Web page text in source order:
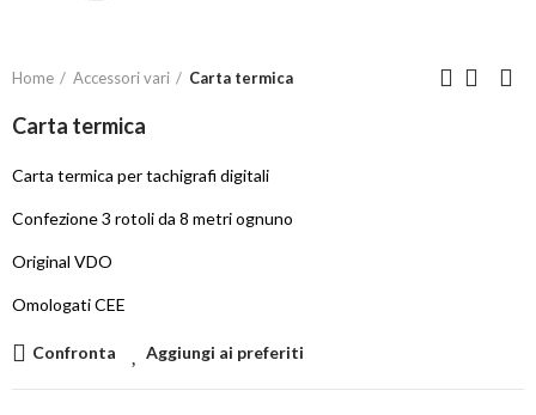
Home Accessori vari Carta termica
Carta termica
Carta termica per tachigrafi digitali
Confezione 3 rotoli da 8 metri ognuno
Original VDO
Omologati CEE
Confronta Aggiungi ai preferiti